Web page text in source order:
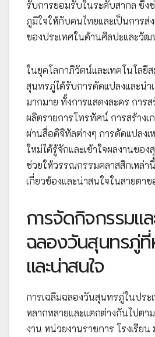
รับการยอมรับในระดับสากล ซึ่ง
ภูมิใจให้กับคนไทยและเป็นการ
ของประเทศในด้านศิลปะและวัฒ
ในยุคโลกาภิวัตน์และเทคโนโลยี
สุนทรภู่ได้รับการดัดแปลงและนำ
มากมาย ทั้งการแสดงละคร การ
ผลิตรายการโทรทัศน์ การสร้างเ
ผ่านสื่อดิจิทัลต่างๆ การดัดแปลง
ใหม่ได้รู้จักและเข้าใจผลงานขอ
ช่วยให้วรรณกรรมคลาสสิกเหล่า
เกี่ยวข้องและน่าสนใจในสายตา
การจัดกิจกรรมแล
ฉลองวันสุนทรภู่ที่
และน่าสนใจ
การเฉลิมฉลองวันสุนทรภู่ในปร
หลากหลายและแตกต่างกันไปตา
งาน หน่วยงานราชการ โรงเรียน